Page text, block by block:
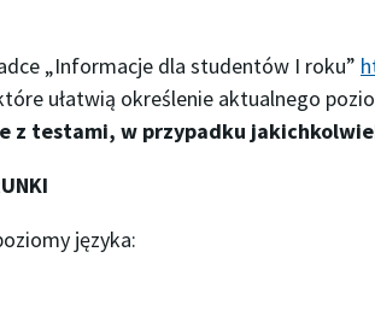
„Informacje dla studentów I roku”
ułatwią określenie aktualnego
z testami, w przypadku
języka: